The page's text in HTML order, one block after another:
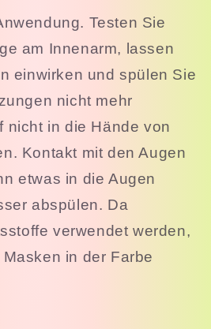
Testen Sie
am Innenarm, lassen
einwirken und spülen Sie
nicht mehr
nicht in die Hände von
Kontakt mit den Augen
etwas in die Augen
abspülen. Da
verwendet werden,
in der Farbe